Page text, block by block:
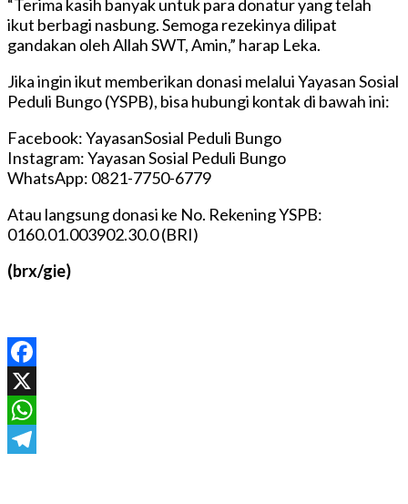
“Terima kasih banyak untuk para donatur yang telah
ikut berbagi nasbung. Semoga rezekinya dilipat
gandakan oleh Allah SWT, Amin,” harap Leka.
Jika ingin ikut memberikan donasi melalui Yayasan Sosial
Peduli Bungo (YSPB), bisa hubungi kontak di bawah ini:
Facebook: YayasanSosial Peduli Bungo
Instagram: Yayasan Sosial Peduli Bungo
WhatsApp: 0821-7750-6779
Atau langsung donasi ke No. Rekening YSPB:
0160.01.003902.30.0 (BRI)
(brx/gie)
Facebook
X
WhatsApp